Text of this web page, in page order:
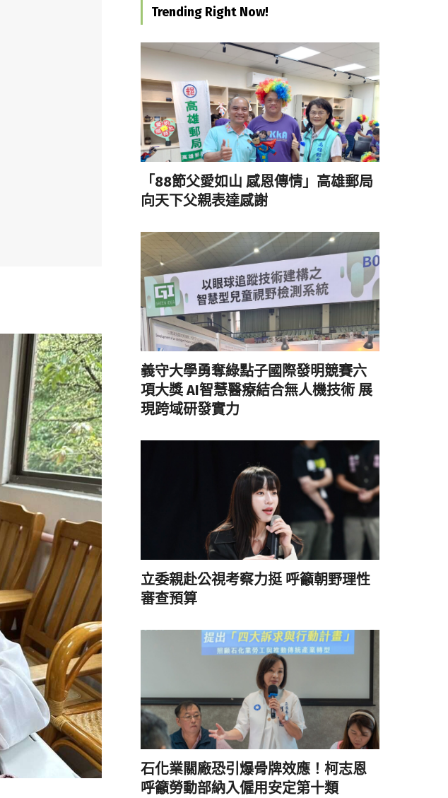
Trending Right Now!
「88節父愛如山 感恩傳情」高雄郵局
向天下父親表達感謝
義守大學勇奪綠點子國際發明競賽六
項大獎 AI智慧醫療結合無人機技術 展
現跨域研發實力
立委親赴公視考察力挺 呼籲朝野理性
審查預算
石化業關廠恐引爆骨牌效應！柯志恩
呼籲勞動部納入僱用安定第十類